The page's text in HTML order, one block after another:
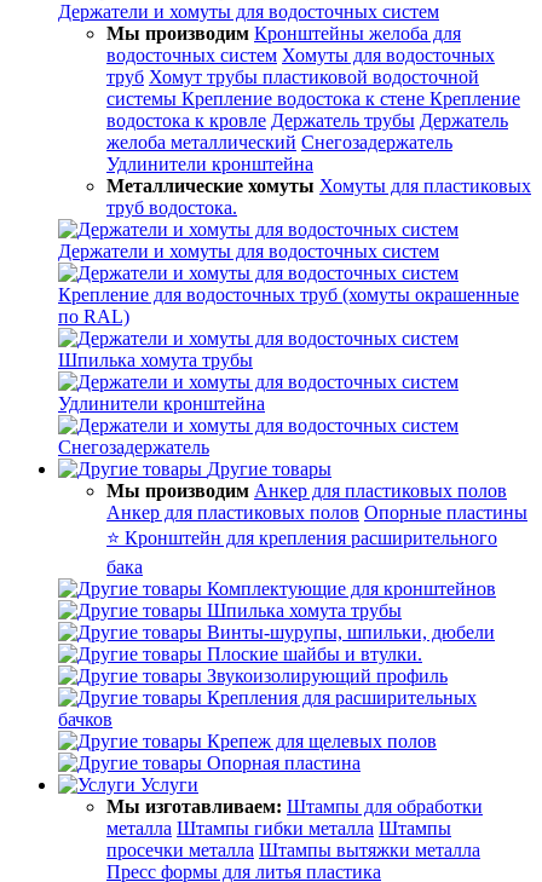
Держатели и хомуты для водосточных систем
Мы производим Кронштейны желоба для
водосточных систем Хомуты для водосточных
труб Хомут трубы пластиковой водосточной
системы Крепление водостока к стене Крепление
водостока к кровле Держатель трубы Держатель
желоба металлический Снегозадержатель
Удлинители кронштейна
Металлические хомуты Хомуты для пластиковых
труб водостока.
Держатели и хомуты для водосточных систем
Крепление для водосточных труб (хомуты окрашенные
по RAL)
Шпилька хомута трубы
Удлинители кронштейна
Снегозадержатель
Другие товары
Мы производим Анкер для пластиковых полов
Анкер для пластиковых полов Опорные пластины
⭐ Кронштейн для крепления расширительного
бака
Комплектующие для кронштейнов
Шпилька хомута трубы
Винты-шурупы, шпильки, дюбели
Плоские шайбы и втулки.
Звукоизолирующий профиль
Крепления для расширительных
бачков
Крепеж для щелевых полов
Опорная пластина
Услуги
Мы изготавливаем: Штампы для обработки
металла Штампы гибки металла Штампы
просечки металла Штампы вытяжки металла
Пресс формы для литья пластика